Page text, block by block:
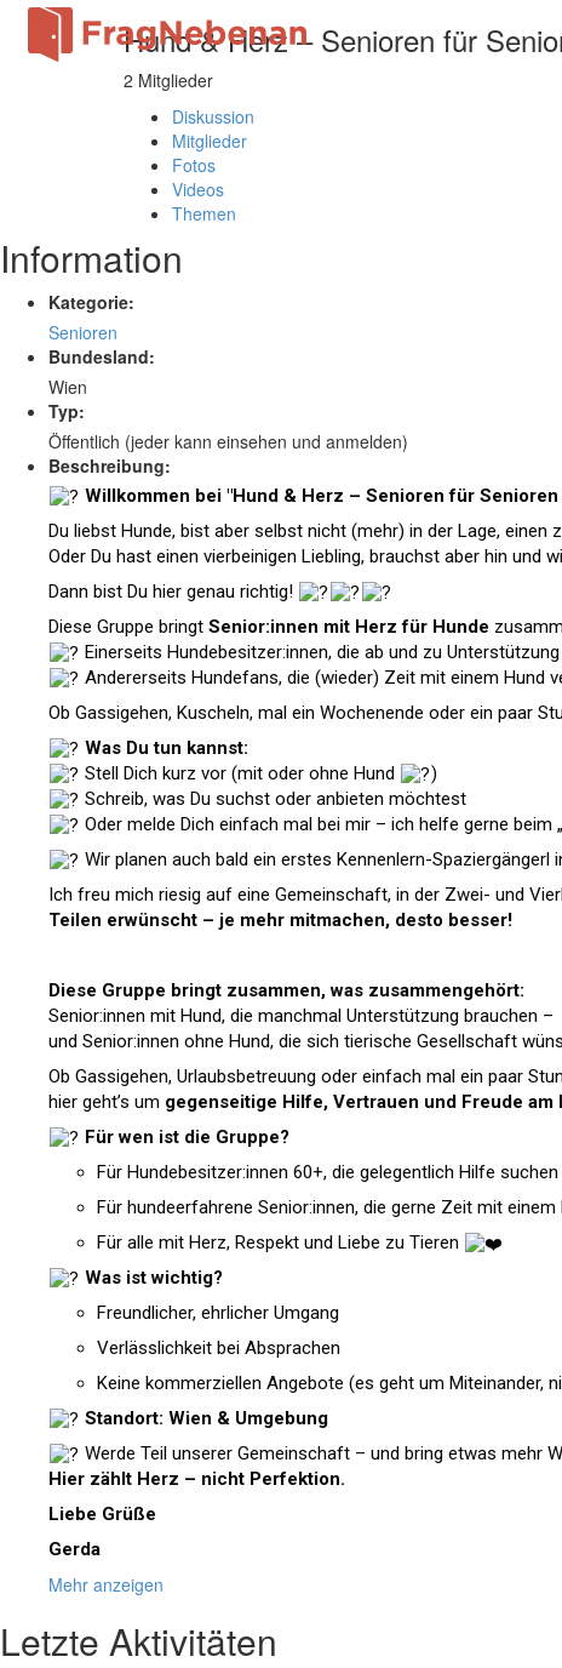
Hund & Herz – Senioren für
2 Mitglieder
Diskussion
Mitglieder
Fotos
Videos
Themen
Information
Kategorie:
Senioren
Bundesland:
Wien
Typ:
Öffentlich (jeder kann einsehen und anmelden)
Beschreibung:
Willkommen bei "Hund & Herz – Senioren für
Du liebst Hunde, bist aber selbst nicht (mehr) in der Lage, einen
Oder Du hast einen vierbeinigen Liebling, brauchst aber hin und
Dann bist Du hier genau richtig!
Diese Gruppe bringt Senior:innen mit Herz für Hunde
Einerseits Hundebesitzer:innen, die ab und zu
Andererseits Hundefans, die (wieder) Zeit mit einem Hund
Ob Gassigehen, Kuscheln, mal ein Wochenende oder ein paar
Was Du tun kannst:
Stell Dich kurz vor (mit oder ohne Hund
)
Schreib, was Du suchst oder anbieten möchtest
Oder melde Dich einfach mal bei mir – ich helfe gerne beim
Wir planen auch bald ein erstes Kennenlern-Spaziergängerl
Ich freu mich riesig auf eine Gemeinschaft, in der Zwei- und
Teilen erwünscht – je mehr mitmachen, desto besser!
Diese Gruppe bringt zusammen, was zusammengehört:
Senior:innen mit Hund, die manchmal Unterstützung brauchen –
und Senior:innen ohne Hund, die sich tierische Gesellschaft
Ob Gassigehen, Urlaubsbetreuung oder einfach mal ein paar
hier geht’s um gegenseitige Hilfe, Vertrauen und Freude am
Für wen ist die Gruppe?
Für Hundebesitzer:innen 60+, die gelegentlich Hilfe suchen
Für hundeerfahrene Senior:innen, die gerne Zeit mit
Für alle mit Herz, Respekt und Liebe zu Tieren
Was ist wichtig?
Freundlicher, ehrlicher Umgang
Verlässlichkeit bei Absprachen
Keine kommerziellen Angebote (es geht um Miteinander,
Standort: Wien & Umgebung
Werde Teil unserer Gemeinschaft – und bring etwas mehr
Hier zählt Herz – nicht Perfektion.
Liebe Grüße
Gerda
Mehr anzeigen
Letzte Aktivitäten